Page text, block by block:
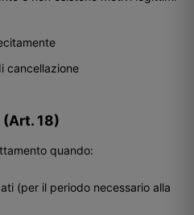
cancellazione
18)
quando:
(per il periodo necessario alla